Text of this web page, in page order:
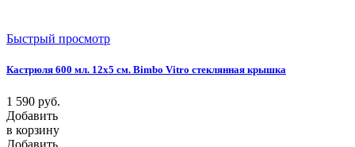
Быстрый просмотр
Кастрюля 600 мл. 12х5 см. Bimbo Vitro стеклянная крышка
1 590 руб.
Добавить
в корзину
Добавить